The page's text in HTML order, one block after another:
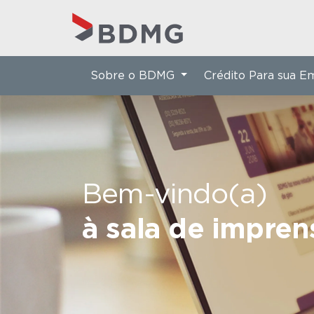
Bem-vindo(a)
à sala de
Sobre o BDMG Crédito Para sua